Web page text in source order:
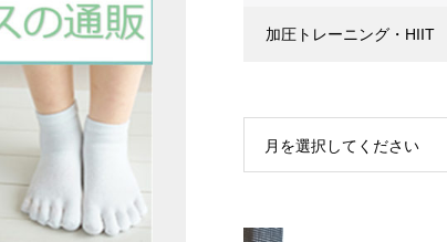
加圧トレーニング・HIIT
月を選択してください